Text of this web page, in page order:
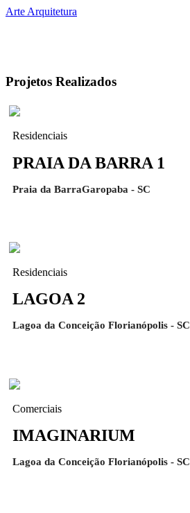
Arte Arquitetura
Projetos Realizados
Residenciais
PRAIA DA BARRA 1
Praia da BarraGaropaba - SC
Residenciais
LAGOA 2
Lagoa da Conceição Florianópolis - SC
Comerciais
IMAGINARIUM
Lagoa da Conceição Florianópolis - SC